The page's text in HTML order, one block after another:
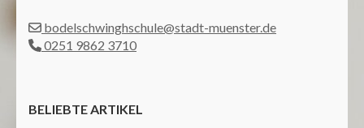
bodelschwinghschule@stadt-muenster.de
0251 9862 3710
BELIEBTE ARTIKEL